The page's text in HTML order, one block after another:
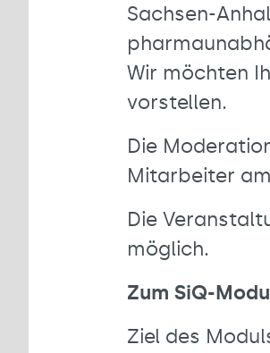
Sachsen-
Wir möchten
vorstellen.
Die
Mitarbeiter
Die
möglich.
Zum SiQ-
Ziel des